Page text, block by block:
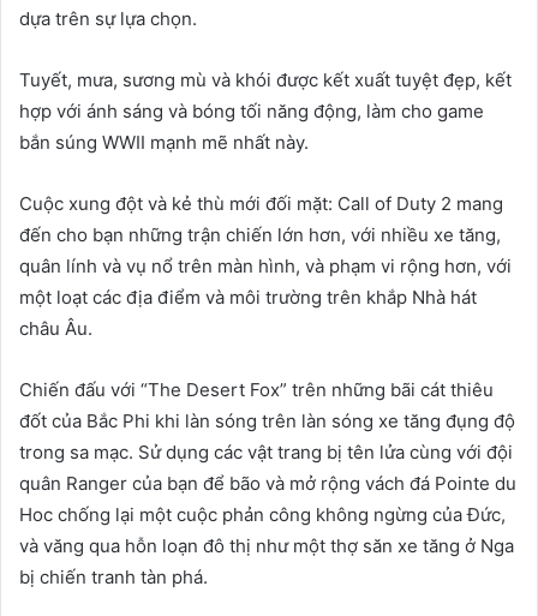
dựa trên sự lựa chọn.
Tuyết, mưa, sương mù và khói được kết xuất tuyệt đẹp, kết
hợp với ánh sáng và bóng tối năng động, làm cho game
bắn súng WWII mạnh mẽ nhất này.
Cuộc xung đột và kẻ thù mới đối mặt: Call of Duty 2 mang
đến cho bạn những trận chiến lớn hơn, với nhiều xe tăng,
quân lính và vụ nổ trên màn hình, và phạm vi rộng hơn, với
một loạt các địa điểm và môi trường trên khắp Nhà hát
châu Âu.
Chiến đấu với “The Desert Fox” trên những bãi cát thiêu
đốt của Bắc Phi khi làn sóng trên làn sóng xe tăng đụng độ
trong sa mạc. Sử dụng các vật trang bị tên lửa cùng với đội
quân Ranger của bạn để bão và mở rộng vách đá Pointe du
Hoc chống lại một cuộc phản công không ngừng của Đức,
và văng qua hỗn loạn đô thị như một thợ săn xe tăng ở Nga
bị chiến tranh tàn phá.